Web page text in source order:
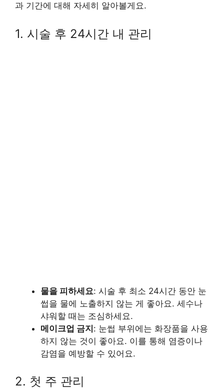
과 기간에 대해 자세히 알아볼게요.
1. 시술 후 24시간 내 관리
물을 피하세요: 시술 후 최소 24시간 동안 눈
썹을 물에 노출하지 않는 게 좋아요. 세수나
샤워할 때는 조심하세요.
메이크업 금지: 눈썹 부위에는 화장품을 사용
하지 않는 것이 좋아요. 이를 통해 염증이나
감염을 예방할 수 있어요.
2. 첫 주 관리